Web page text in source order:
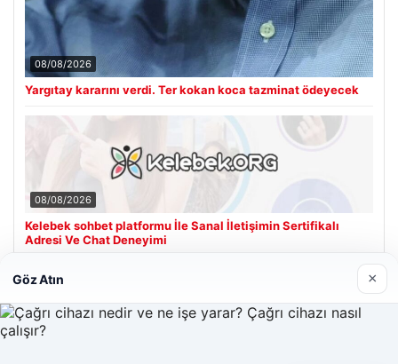
08/08/2026
Yargıtay kararını verdi. Ter kokan koca tazminat ödeyecek
08/08/2026
Kelebek sohbet platformu İle Sanal İletişimin Sertifikalı
Adresi Ve Chat Deneyimi
Son Eklenen Firmalar
Göz Atın ×